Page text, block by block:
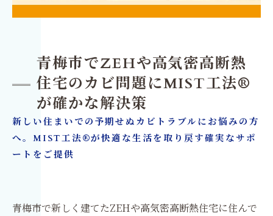
青梅市でZEHや高気密高断熱
住宅のカビ問題にMIST工法®
が確かな解決策
新しい住まいでの予期せぬカビトラブルにお悩みの方
へ。MIST工法®が快適な生活を取り戻す確実なサポ
ートをご提供
青梅市で新しく建てたZEHや高気密高断熱住宅に住んで